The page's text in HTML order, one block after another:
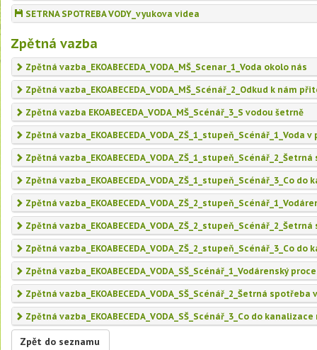
SETRNA SPOTREBA VODY_vyukova videa
Zpětná vazba
Zpětná vazba_EKOABECEDA_VODA_MŠ_Scenar_1_Voda okolo nás
Zpětná vazba_EKOABECEDA_VODA_MŠ_Scénář_2_Odkud k nám
Zpětná vazba EKOABECEDA_VODA_MŠ_Scénář_3_S vodou šetrně
Zpětná vazba_EKOABECEDA_VODA_ZŠ_1_stupeň_Scénář_1_Voda
Zpětná
Zpětná vazba_EKOABECEDA_VODA_ZŠ_1_stupeň_Scénář_3_Co
Zpětná
Zpětná
Zpětná vazba_EKOABECEDA_VODA_ZŠ_2_stupeň_Scénář_3_Co
Zpětná vazba_EKOABECEDA_VODA_SŠ_Scénář_1_Vodárenský
Zpětná vazba_EKOABECEDA_VODA_SŠ_Scénář_2_Šetrná spotřeba
Zpětná vazba_EKOABECEDA_VODA_SŠ_Scénář_3_Co do
Zpět do seznamu